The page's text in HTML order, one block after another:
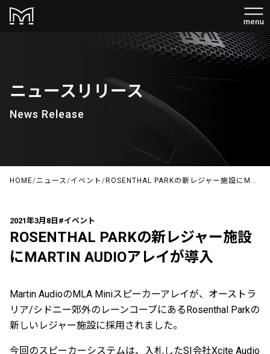
ニュースリリース
News Release
HOME/ニュース/イベント / ROSENTHAL PARKの新レジャー施設にMARTIN AUDIOアレイが導入
2021年3月8日 #イベント
ROSENTHAL PARKの新レジャー施設
にMARTIN AUDIOアレイが導入
Martin AudioのMLA Miniスピーカーアレイが、オーストラ
リア/シドニー郊外のレーンコーブにあるRosenthal Parkの
新しいレジャー施設に採用されました。
今回のスピーカーシステムは、入札したSI会社Xcite Audio